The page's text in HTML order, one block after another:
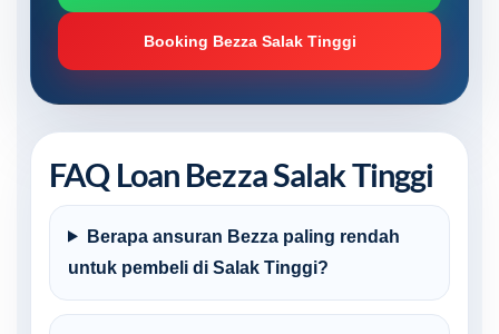
Booking Bezza Salak Tinggi
FAQ Loan Bezza Salak Tinggi
Berapa ansuran Bezza paling rendah
untuk pembeli di Salak Tinggi?